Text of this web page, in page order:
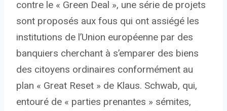
contre le « Green Deal », une série de projets
sont proposés aux fous qui ont assiégé les
institutions de l’Union européenne par des
banquiers cherchant à s’emparer des biens
des citoyens ordinaires conformément au
plan « Great Reset » de Klaus. Schwab, qui,
entouré de « parties prenantes » sémites,